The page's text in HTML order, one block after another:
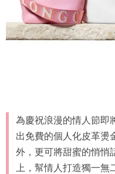
為慶祝浪漫的情人節即
出免費的個人化皮革燙
外，更可將甜蜜的悄悄
上，幫情人打造獨一無